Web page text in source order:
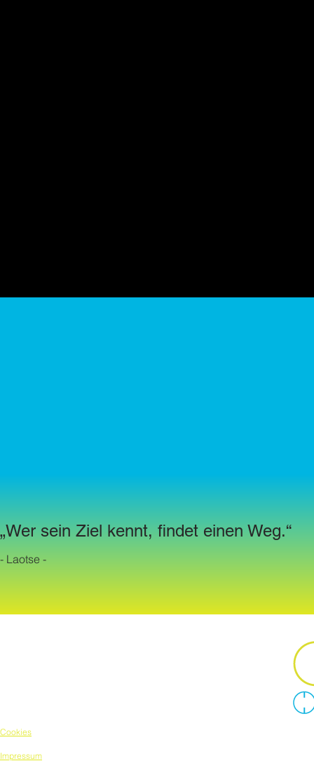
„Wer sein Ziel kennt, findet einen Weg.“
- Laotse -
Cookies
Impressum